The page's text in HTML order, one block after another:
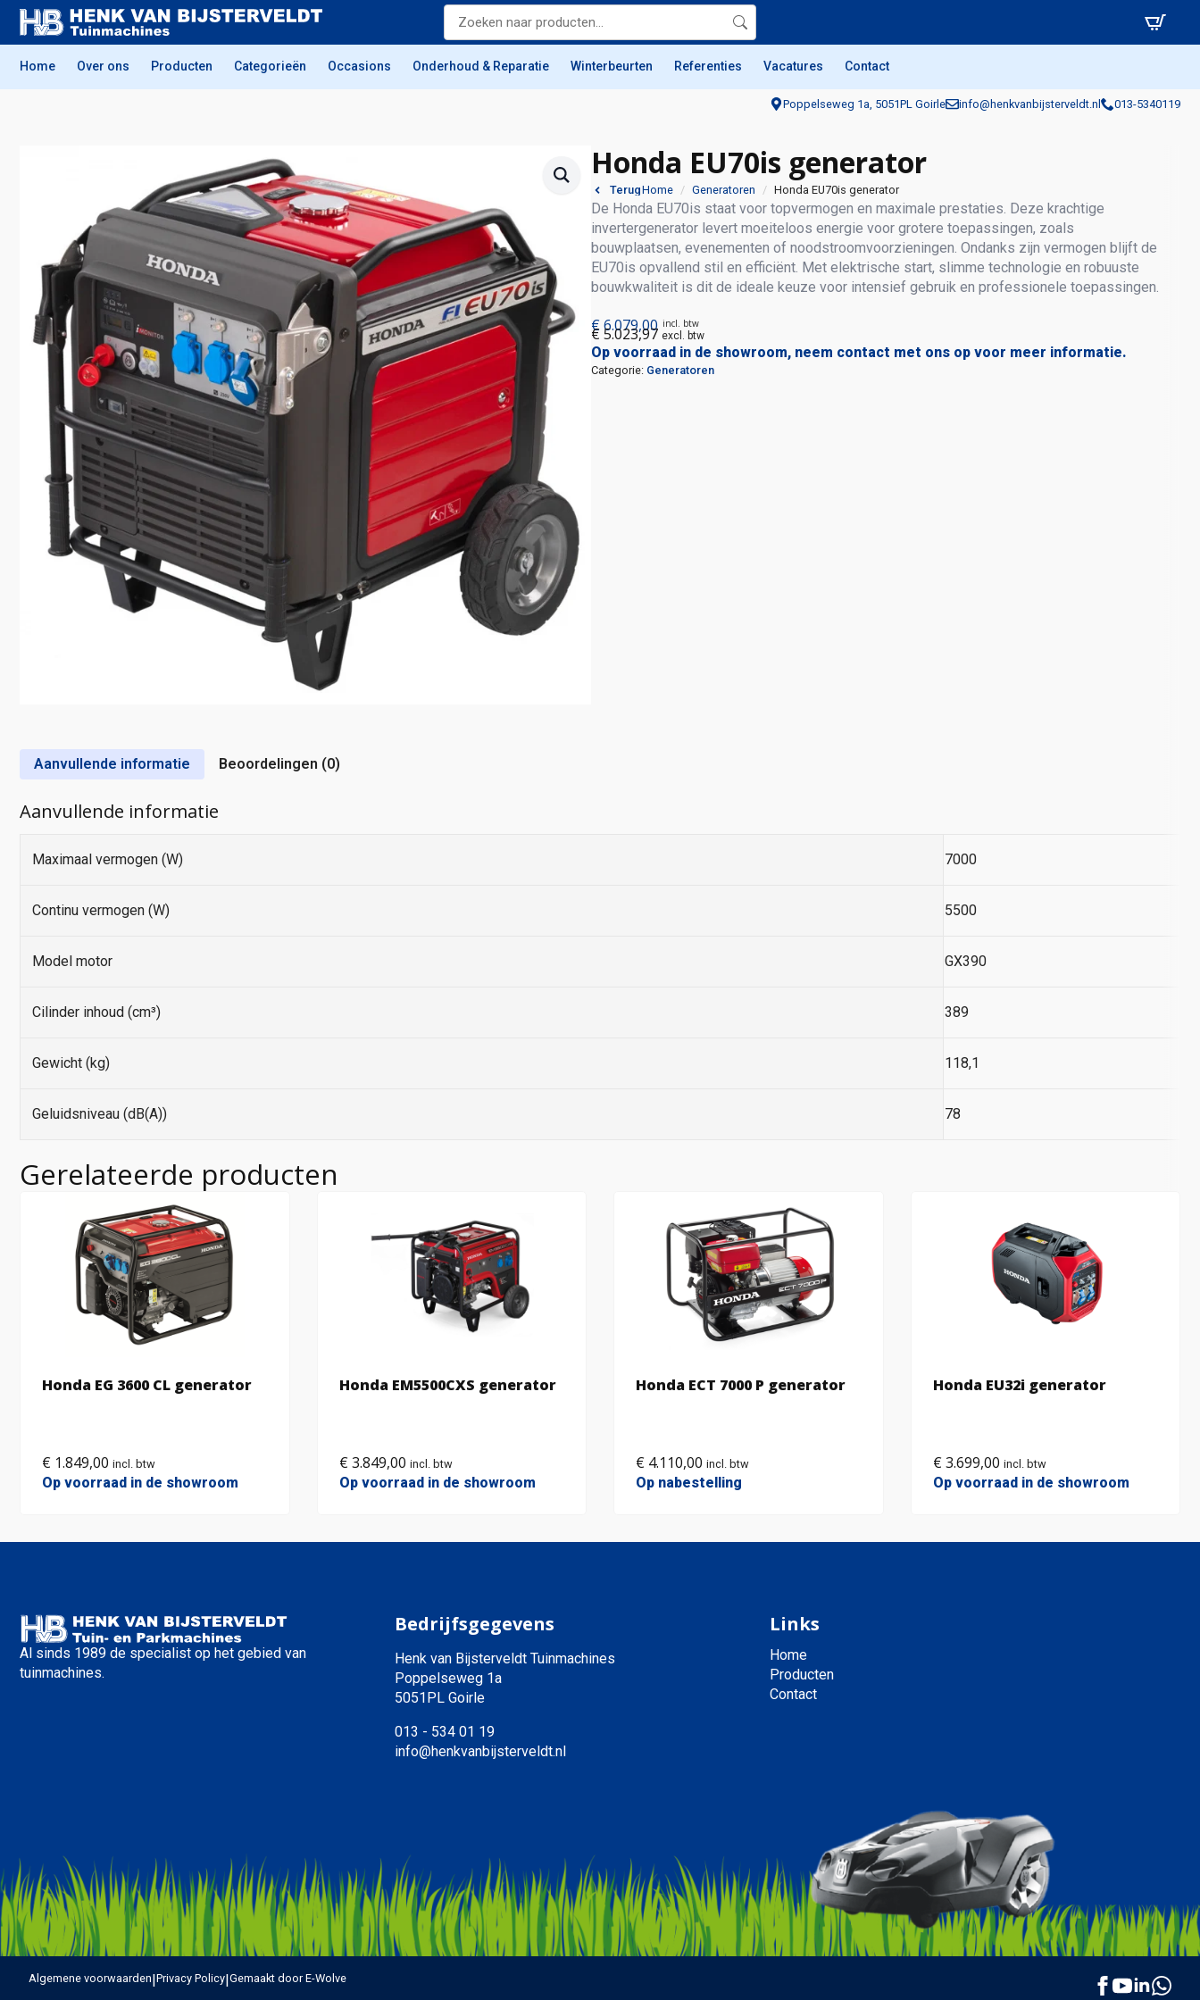
Home Over ons Producten Categorieën Occasions Onderhoud & Reparatie Winterbeurten Referenties Vacatures Contact
Poppelseweg 1a, 5051PL Goirle info@henkvanbijsterveldt.nl 013-5340119
Honda EU70is generator
TerugHome Generatoren Honda EU70is generator
De Honda EU70is staat voor topvermogen en maximale prestaties. Deze krachtige
invertergenerator levert moeiteloos energie voor grotere toepassingen, zoals
bouwplaatsen, evenementen of noodstroomvoorzieningen. Ondanks zijn vermogen blijft de
EU70is opvallend stil en efficiënt. Met elektrische start, slimme technologie en robuuste
bouwkwaliteit is dit de ideale keuze voor intensief gebruik en professionele toepassingen.
€6.079,00 incl. btw
€ 5.023,97 excl. btw
Op voorraad in de showroom, neem contact met ons op voor meer informatie.
Categorie: Generatoren
Aanvullende informatie Beoordelingen (0)
Aanvullende informatie
Maximaal vermogen (W) 7000
Continu vermogen (W) 5500
Model motor GX390
Cilinder inhoud (cm³) 389
Gewicht (kg) 118,1
Geluidsniveau (dB(A)) 78
Gerelateerde producten
Honda EG 3600 CL generator
€ 1.849,00 incl. btw
Op voorraad in de showroom
Honda EM5500CXS generator
€ 3.849,00 incl. btw
Op voorraad in de showroom
Honda ECT 7000 P generator
€ 4.110,00 incl. btw
Op nabestelling
Honda EU32i generator
€ 3.699,00 incl. btw
Op voorraad in de showroom
Al sinds 1989 de specialist op het gebied van
tuinmachines.
Bedrijfsgegevens
Henk van Bijsterveldt Tuinmachines
Poppelseweg 1a
5051PL Goirle
013 - 534 01 19
info@henkvanbijsterveldt.nl
Links
Home
Producten
Contact
Algemene voorwaarden Privacy Policy Gemaakt door E-Wolve